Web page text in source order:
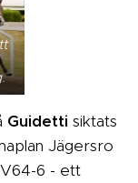
Guidetti siktats
Jägersro
6 - ett